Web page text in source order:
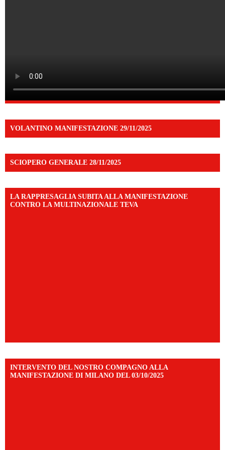
VOLANTINO MANIFESTAZIONE 29/11/2025
SCIOPERO GENERALE 28/11/2025
LA RAPPRESAGLIA SUBITA ALLA MANIFESTAZIONE
CONTRO LA MULTINAZIONALE TEVA
INTERVENTO DEL NOSTRO COMPAGNO ALLA
MANIFESTAZIONE DI MILANO DEL 03/10/2025